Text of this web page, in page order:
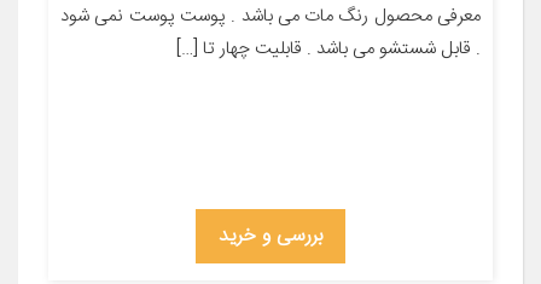
معرفی محصول رنگ مات می باشد . پوست پوست نمی شود
. قابل شستشو می باشد . قابلیت چهار تا […]
بررسی و خرید